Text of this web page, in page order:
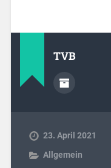
TVB
23. April 2021
Allgemein